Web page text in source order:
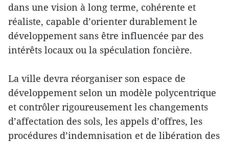
dans une vision à long terme, cohérente et
réaliste, capable d’orienter durablement le
développement sans être influencée par des
intérêts locaux ou la spéculation foncière.
La ville devra réorganiser son espace de
développement selon un modèle polycentrique
et contrôler rigoureusement les changements
d’affectation des sols, les appels d’offres, les
procédures d’indemnisation et de libération des